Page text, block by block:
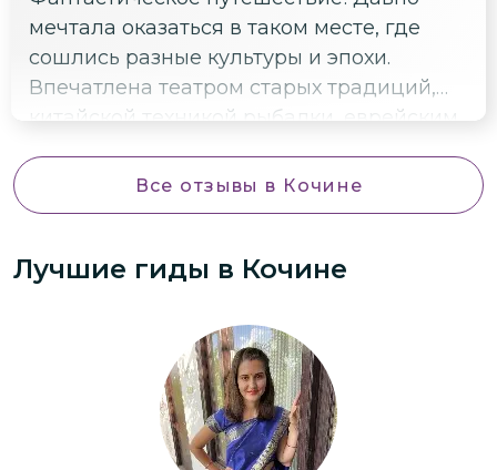
мечтала оказаться в таком месте, где
сошлись разные культуры и эпохи.
Впечатлена театром старых традиций,
китайской техникой рыбалки, еврейским
Все отзывы в Кочине
Лучшие гиды в Кочине